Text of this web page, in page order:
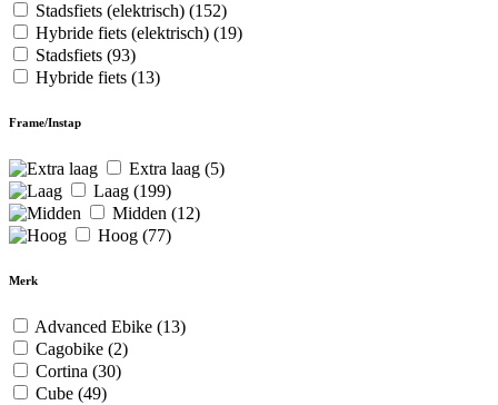
Stadsfiets (elektrisch) (152)
Hybride fiets (elektrisch) (19)
Stadsfiets (93)
Hybride fiets (13)
Frame/Instap
Extra laag (5)
Laag (199)
Midden (12)
Hoog (77)
Merk
Advanced Ebike (13)
Cagobike (2)
Cortina (30)
Cube (49)